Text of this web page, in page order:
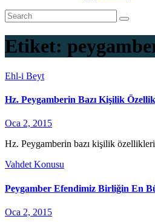
Etiket:
Ehl-i Beyt
Hz. Peygamberin Bazı Kişilik
Oca 2, 2015
Hz. Peygamberin bazı kişilik
Vahdet Konusu
Peygamber Efendimiz Birliğin En
Oca 2, 2015